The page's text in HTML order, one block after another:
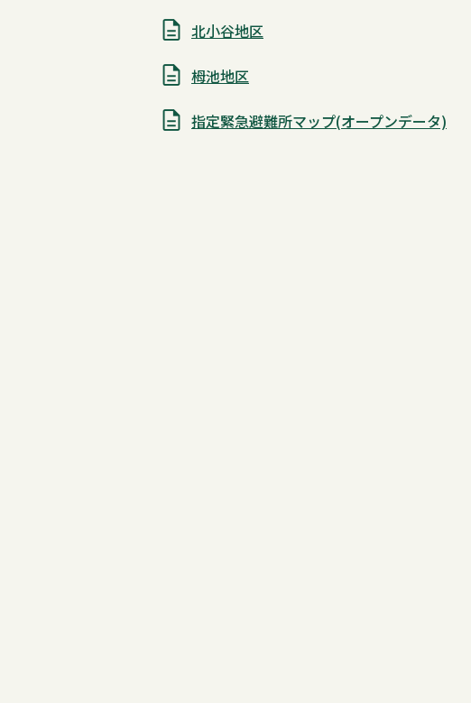
北小谷地区
栂池地区
指定緊急避難所マップ(オープンデータ)